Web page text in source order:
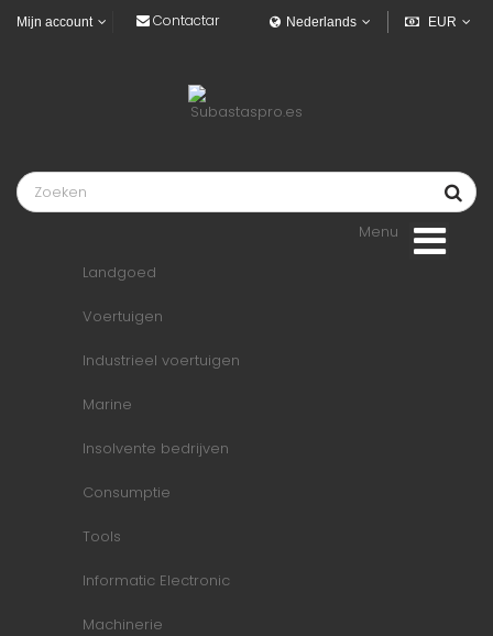
EUR
Nederlands
Mijn account Contactar
Menu
Landgoed
Voertuigen
Industrieel voertuigen
Marine
Insolvente bedrijven
Consumptie
Tools
Informatic Electronic
Machinerie